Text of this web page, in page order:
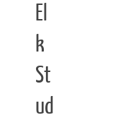
El
k
St
ud